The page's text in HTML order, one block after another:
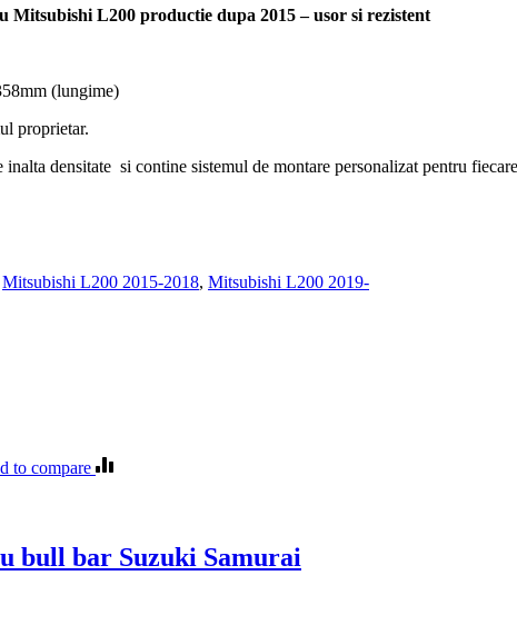
L200 productie dupa 2015 – usor si rezistent
(lungime)
proprietar.
densitate si contine sistemul de montare personalizat pentru
Mitsubishi L200 2015-2018, Mitsubishi L200 2019-
to compare
bull bar Suzuki Samurai